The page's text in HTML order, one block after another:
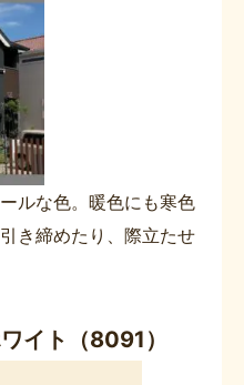
ルな色。暖色にも寒色
き締めたり、際立たせ
イト（8091）